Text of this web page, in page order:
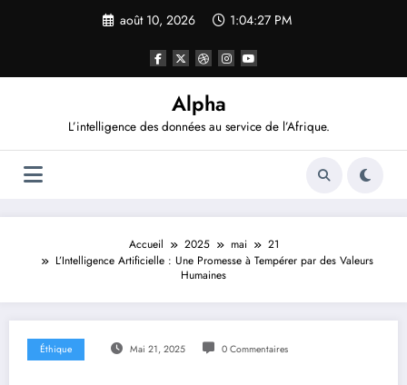
août 10, 2026 1:04:28 PM
Alpha
L’intelligence des données au service de l’Afrique.
Accueil 2025 mai
21
L’Intelligence Artificielle : Une Promesse à Tempérer par des Valeurs
Humaines
Éthique Mai 21, 2025 0 Commentaires